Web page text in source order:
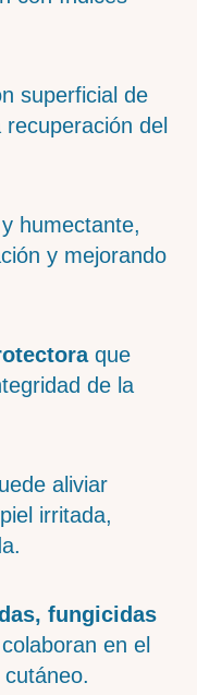
superficial de
del
humectante,
y mejorando
que
de la
aliviar
irritada,
fungicidas
en el